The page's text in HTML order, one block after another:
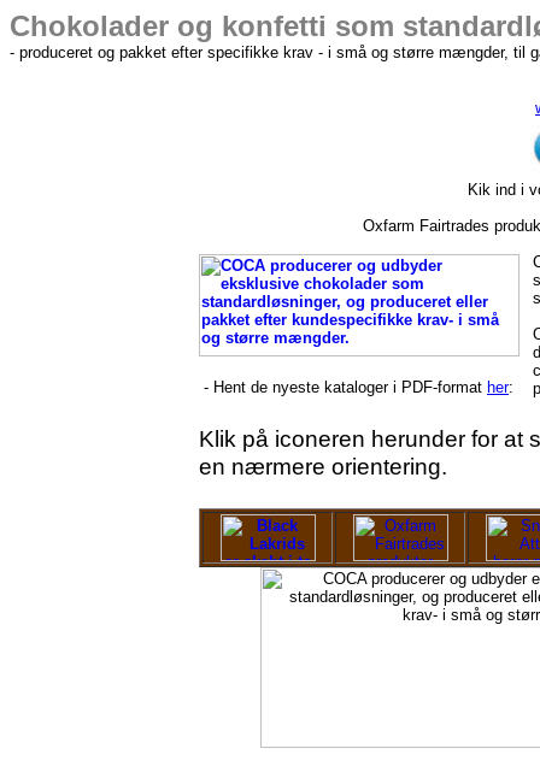
Chokolader og konfetti som
- produceret og pakket efter specifikke krav - i små og større mængder, til
Kik ind i
Oxfarm Fairtrades
- Hent de nyeste kataloger i PDF-format her:
Klik på iconeren herunder for at
en nærmere orientering.